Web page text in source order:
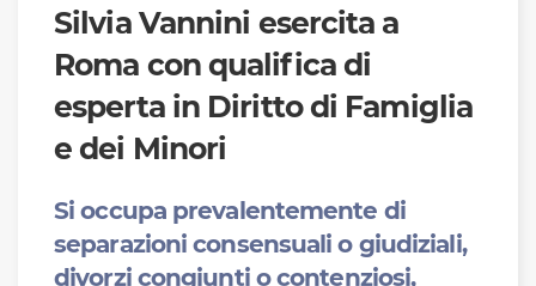
Silvia Vannini esercita a
Roma con qualifica di
esperta in Diritto di Famiglia
e dei Minori
Si occupa prevalentemente di
separazioni consensuali o giudiziali,
divorzi congiunti o contenziosi,